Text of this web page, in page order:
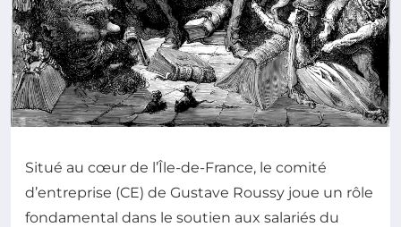
Situé au cœur de l’Île-de-France, le comité
d’entreprise (CE) de Gustave Roussy joue un rôle
fondamental dans le soutien aux salariés du